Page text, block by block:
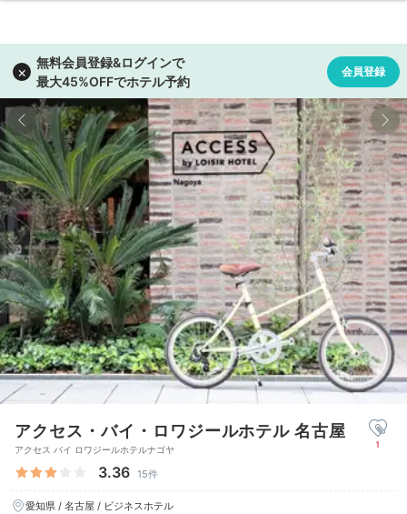
アクセス・バイ・ロワジールホテル 名古屋
アクセス バイ ロワジールホテルナゴヤ
3.36 15件
愛知県 / 名古屋 / ビジネスホテル
1